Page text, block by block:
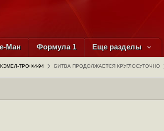
Ман Формула 1 Еще разделы
ТРОФИ-94 БИТВА ПРОДОЛЖАЕТСЯ КРУГЛОСУТОЧНО